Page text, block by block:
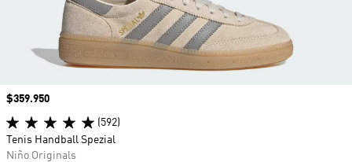
Precio
$359.950
(592)
Tenis Handball Spezial
Niño Originals